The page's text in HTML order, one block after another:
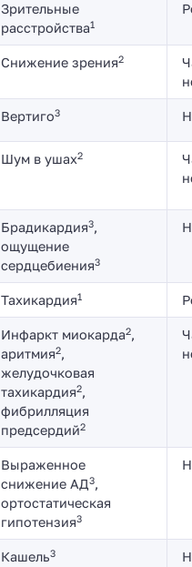
Зрительные
расстройства1
Снижение зрения2
Вертиго3
Шум в ушах2
Брадикардия3,
ощущение
сердцебиения3
Тахикардия1
Инфаркт миокарда2,
аритмия2,
желудочковая
тахикардия2,
фибрилляция
предсердий2
Выраженное
снижение АД3,
ортостатическая
гипотензия3
Кашель3